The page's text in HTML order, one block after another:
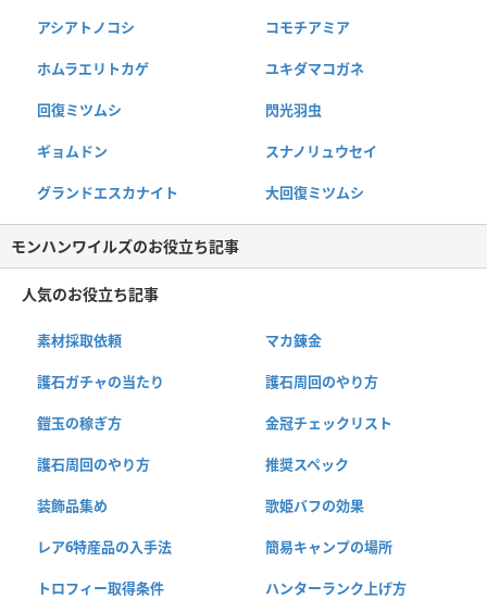
アシアトノコシ コモチアミア
ホムラエリトカゲ ユキダマコガネ
回復ミツムシ 閃光羽虫
ギョムドン スナノリュウセイ
グランドエスカナイト 大回復ミツムシ
モンハンワイルズのお役立ち記事
人気のお役立ち記事
素材採取依頼 マカ錬金
護石ガチャの当たり 護石周回のやり方
鎧玉の稼ぎ方 金冠チェックリスト
護石周回のやり方 推奨スペック
装飾品集め 歌姫バフの効果
レア6特産品の入手法 簡易キャンプの場所
トロフィー取得条件 ハンターランク上げ方